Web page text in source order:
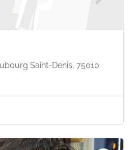
Saint-Denis, 75010